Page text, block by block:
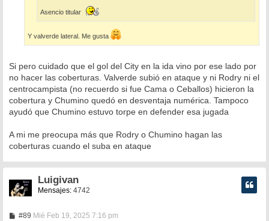
Asencio titular
Y valverde lateral. Me gusta
Si pero cuidado que el gol del City en la ida vino por ese lado por
no hacer las coberturas. Valverde subió en ataque y ni Rodry ni el
centrocampista (no recuerdo si fue Cama o Ceballos) hicieron la
cobertura y Chumino quedó en desventaja numérica. Tampoco
ayudó que Chumino estuvo torpe en defender esa jugada
A mi me preocupa más que Rodry o Chumino hagan las
coberturas cuando el suba en ataque
Luigivan
Mensajes:4742
#89MMié Feb 19, 2025 7:16 pm